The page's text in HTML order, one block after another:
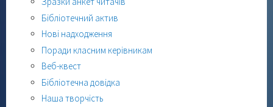
Бібліотечний актив
Нові надходження
Поради класним керівникам
Веб-квест
Бібліотечна довідка
Наша творчість